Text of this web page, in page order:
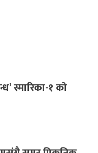
स्मारिका-१ को